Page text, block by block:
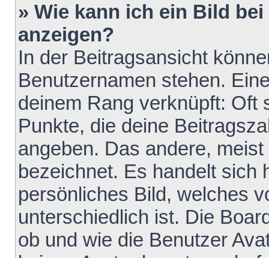
» Wie kann ich ein Bild
anzeigen?
In der Beitragsansicht
Benutzernamen stehen.
deinem Rang verknüpft: Oft
Punkte, die deine
angeben. Das andere,
bezeichnet. Es handelt sich
persönliches Bild, welches
unterschiedlich ist. Die
ob und wie die Benutzer